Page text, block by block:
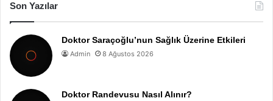
Son Yazılar
Doktor Saraçoğlu’nun Sağlık Üzerine Etkileri
Admin 8 Ağustos 2026
Doktor Randevusu Nasıl Alınır?